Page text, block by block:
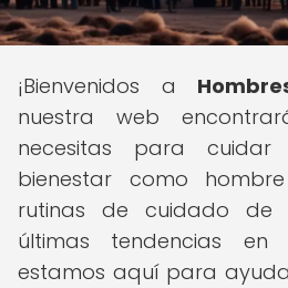
¡Bienvenidos a
nuestra web
necesitas para
bienestar como
rutinas de cuidado
últimas tendencias en
estamos aquí para